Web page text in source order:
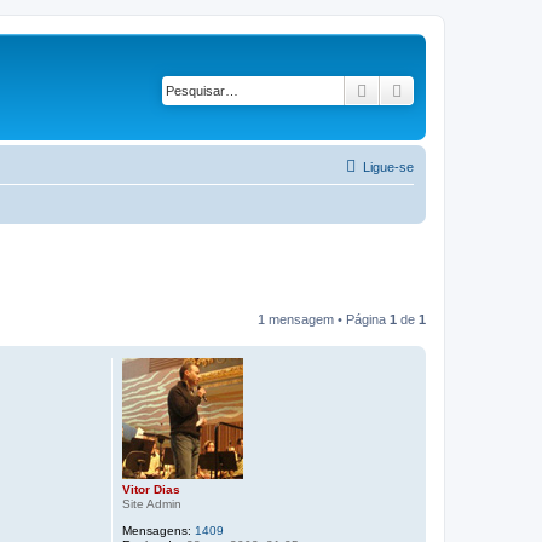
Pesquisar
Ligue-se
1 mensagem • Página 1 de 1
Vitor Dias
Site Admin
Mensagens: 1409